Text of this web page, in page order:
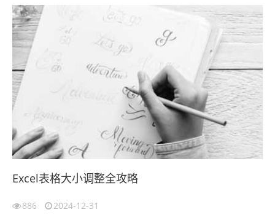
Excel表格大小调整全攻略
886 2024-12-31